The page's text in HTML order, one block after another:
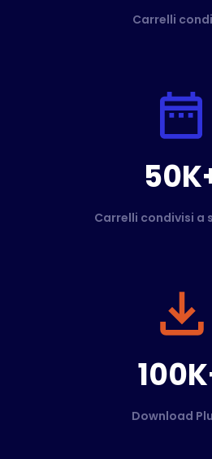
Carrelli
Carrelli condivisi a
Download